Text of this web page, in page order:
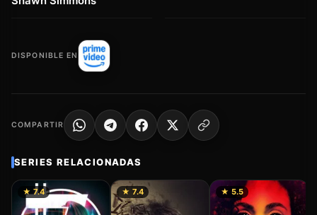
DISPONIBLE EN
COMPARTIR
SERIES RELACIONADAS
★ 7.4 ★ 7.4 ★ 5.5